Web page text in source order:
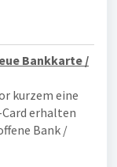
Bankkarte /
kurzem eine
erhalten
Bank /